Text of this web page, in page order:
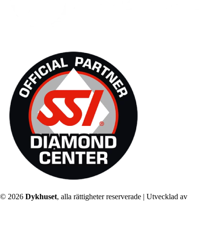
© 2026 Dykhuset, alla rättigheter reserverade | Utvecklad av